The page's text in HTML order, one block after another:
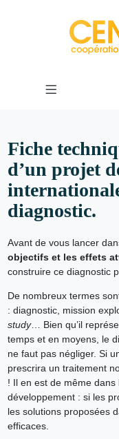
Fiche
d’un projet
diagnostic.
Avant de vous lancer
objectifs et les effets
construire ce diagnostic
De nombreux termes
: diagnostic, mission
study… Bien qu’il
temps et en moyens, le
ne faut pas négliger. Si
prescrira un traitement
! Il en est de même dans
développement : si les
les solutions proposées
efficaces.